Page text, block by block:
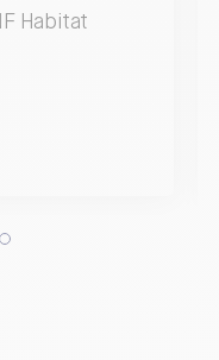
Habitat